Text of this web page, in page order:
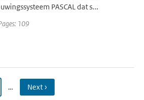
PASCAL dat s...
109
… Next ›